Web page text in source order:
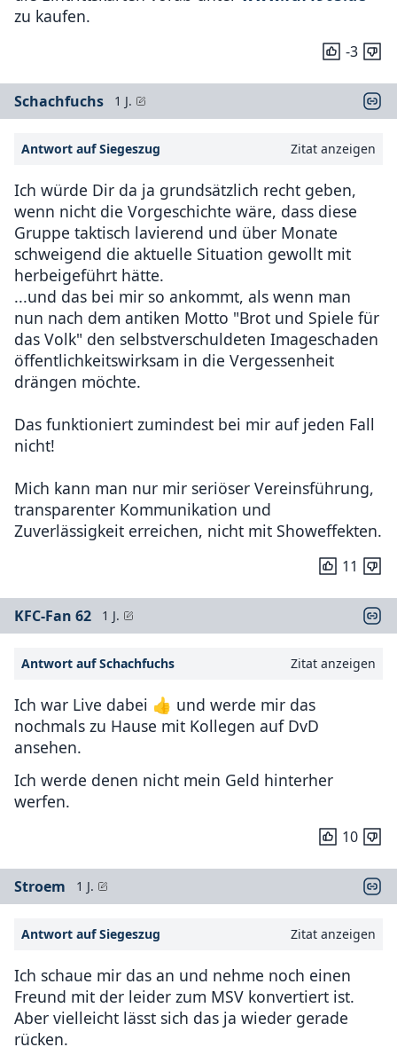
zu kaufen.
-3
Schachfuchs 1 J.
Antwort auf Siegeszug Zitat anzeigen
Ich würde Dir da ja grundsätzlich recht geben,
wenn nicht die Vorgeschichte wäre, dass diese
Gruppe taktisch lavierend und über Monate
schweigend die aktuelle Situation gewollt mit
herbeigeführt hätte.
...und das bei mir so ankommt, als wenn man
nun nach dem antiken Motto "Brot und Spiele für
das Volk" den selbstverschuldeten Imageschaden
öffentlichkeitswirksam in die Vergessenheit
drängen möchte.
Das funktioniert zumindest bei mir auf jeden Fall
nicht!
Mich kann man nur mir seriöser Vereinsführung,
transparenter Kommunikation und
Zuverlässigkeit erreichen, nicht mit Showeffekten.
11
KFC-Fan 62 1 J.
Antwort auf Schachfuchs Zitat anzeigen
Ich war Live dabei 👍 und werde mir das
nochmals zu Hause mit Kollegen auf DvD
ansehen.
Ich werde denen nicht mein Geld hinterher
werfen.
10
Stroem 1 J.
Antwort auf Siegeszug Zitat anzeigen
Ich schaue mir das an und nehme noch einen
Freund mit der leider zum MSV konvertiert ist.
Aber vielleicht lässt sich das ja wieder gerade
rücken.